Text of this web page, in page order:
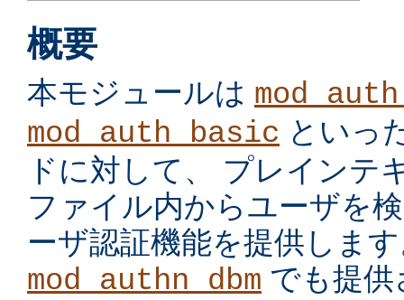
概要
本モジュールは
mod_auth_basic といっ
ドに対して、 プレインテ
ファイル内からユーザを
ーザ認証機能を提供しま
mod_authn_dbm でも提